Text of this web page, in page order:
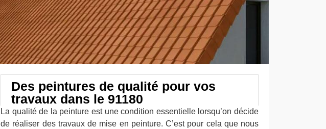
Des peintures de qualité pour vos
travaux dans le 91180
La qualité de la peinture est une condition essentielle lorsqu’on décide
de réaliser des travaux de mise en peinture. C’est pour cela que nous